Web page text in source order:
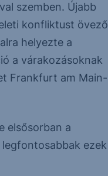
szemben. Újabb
konfliktust övező
helyezte a
a várakozásoknak
Frankfurt am Main-
elsősorban a
ezek